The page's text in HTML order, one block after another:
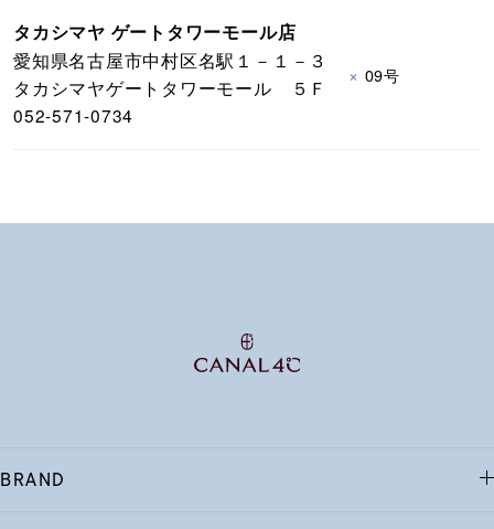
タカシマヤ ゲートタワーモール店
愛知県名古屋市中村区名駅１－１－３
タカシマヤゲートタワーモール ５Ｆ
052-571-0734
× 09号
BRAND